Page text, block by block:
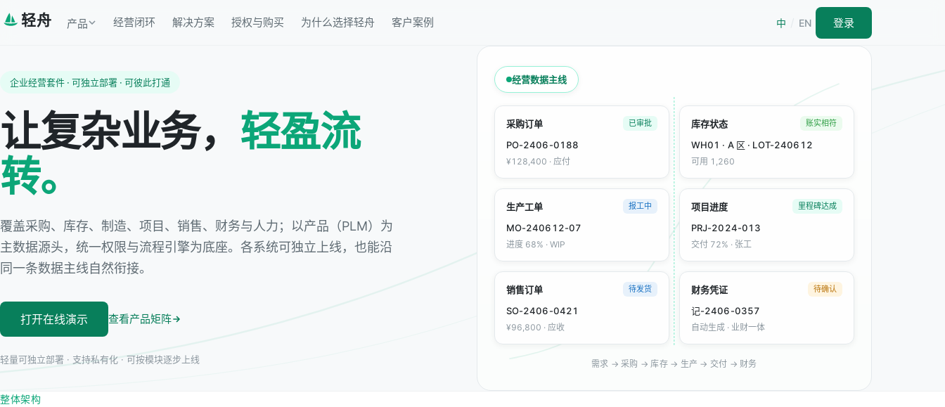
轻舟 产品 经营闭环 解决方案 授权与购买 为什么选择轻舟 客户案例 中 EN 登录
企业经营套件 · 可独立部署 · 可彼此打通
让复杂业务， 轻盈流
转。
覆盖采购、库存、制造、项目、销售、财务与人力；以产品（PLM）为
主数据源头，统一权限与流程引擎为底座。各系统可独立上线，也能沿
同一条数据主线自然衔接。
打开在线演示 查看产品矩阵
轻量可独立部署 · 支持私有化 · 可按模块逐步上线
经营数据主线
采购订单 已审批
PO-2406-0188
¥128,400 · 应付
库存状态 账实相符
WH01 · A 区 · LOT-240612
可用 1,260
生产工单 报工中
MO-240612-07
进度 68% · WIP
项目进度 里程碑达成
PRJ-2024-013
交付 72% · 张工
销售订单 待发货
SO-2406-0421
¥96,800 · 应收
财务凭证 待确认
记-2406-0357
自动生成 · 业财一体
需求 → 采购 → 库存 → 生产 → 交付 → 财务
整体架构